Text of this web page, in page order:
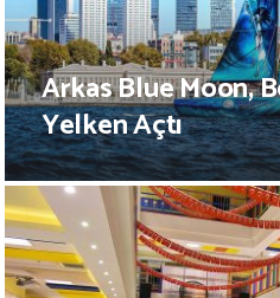
Arkas Blue Moon,
Yelken Açtı